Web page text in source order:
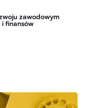
zawodowym
finansów